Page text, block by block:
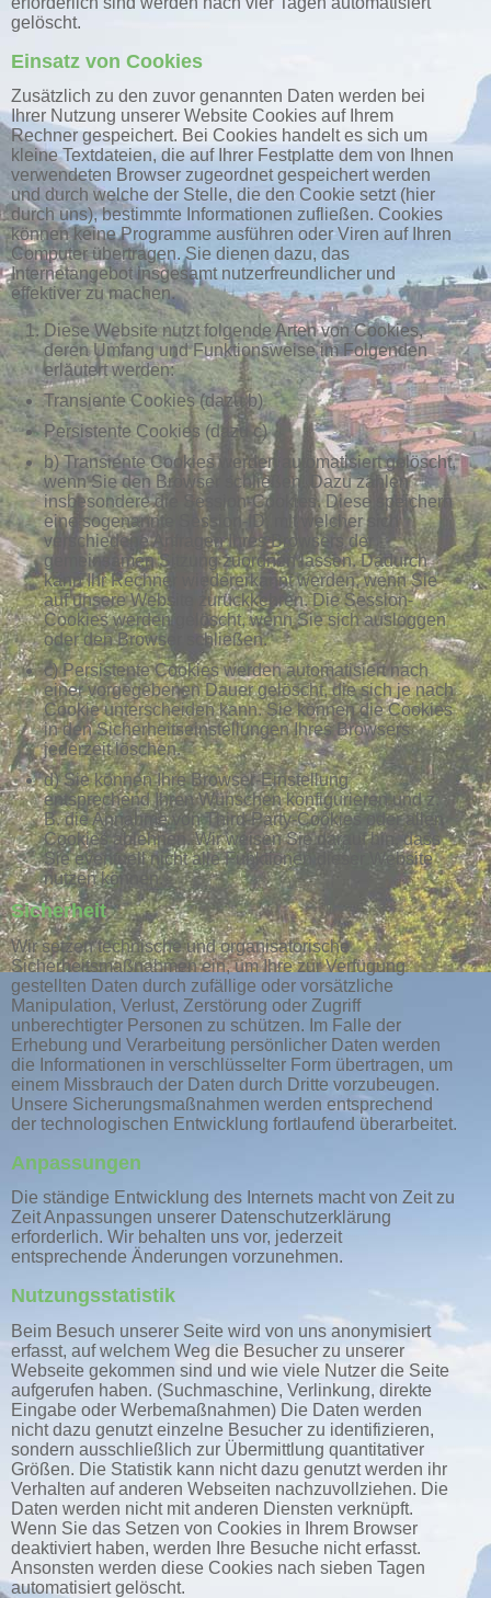
gelöscht.
Einsatz von Cookies
Zusätzlich zu den zuvor genannten Daten werden bei
Ihrer Nutzung unserer Website Cookies auf Ihrem
Rechner gespeichert. Bei Cookies handelt es sich um
kleine Textdateien, die auf Ihrer Festplatte dem von Ihnen
verwendeten Browser zugeordnet gespeichert werden
und durch welche der Stelle, die den Cookie setzt (hier
durch uns), bestimmte Informationen zufließen. Cookies
können keine Programme ausführen oder Viren auf Ihren
Computer übertragen. Sie dienen dazu, das
Internetangebot insgesamt nutzerfreundlicher und
effektiver zu machen.
Diese Website nutzt folgende Arten von Cookies,
deren Umfang und Funktionsweise im Folgenden
erläutert werden:
Transiente Cookies (dazu b)
Persistente Cookies (dazu c)
b) Transiente Cookies werden automatisiert gelöscht,
wenn Sie den Browser schließen. Dazu zählen
insbesondere die Session-Cookies. Diese speichern
eine sogenannte Session-ID, mit welcher sich
verschiedene Anfragen Ihres Browsers der
gemeinsamen Sitzung zuordnen lassen. Dadurch
kann Ihr Rechner wiedererkannt werden, wenn Sie
auf unsere Website zurückkehren. Die Session-
Cookies werden gelöscht, wenn Sie sich ausloggen
oder den Browser schließen.
c) Persistente Cookies werden automatisiert nach
einer vorgegebenen Dauer gelöscht, die sich je nach
Cookie unterscheiden kann. Sie können die Cookies
in den Sicherheitseinstellungen Ihres Browsers
jederzeit löschen.
d) Sie können Ihre Browser-Einstellung
entsprechend Ihren Wünschen konfigurieren und z.
B. die Annahme von Third-Party-Cookies oder allen
Cookies ablehnen. Wir weisen Sie darauf hin, dass
Sie eventuell nicht alle Funktionen dieser Website
nutzen können.
Sicherheit
Wir setzen technische und organisatorische
Sicherheitsmaßnahmen ein, um Ihre zur Verfügung
gestellten Daten durch zufällige oder vorsätzliche
Manipulation, Verlust, Zerstörung oder Zugriff
unberechtigter Personen zu schützen. Im Falle der
Erhebung und Verarbeitung persönlicher Daten werden
die Informationen in verschlüsselter Form übertragen, um
einem Missbrauch der Daten durch Dritte vorzubeugen.
Unsere Sicherungsmaßnahmen werden entsprechend
der technologischen Entwicklung fortlaufend überarbeitet.
Anpassungen
Die ständige Entwicklung des Internets macht von Zeit zu
Zeit Anpassungen unserer Datenschutzerklärung
erforderlich. Wir behalten uns vor, jederzeit
entsprechende Änderungen vorzunehmen.
Nutzungsstatistik
Beim Besuch unserer Seite wird von uns anonymisiert
erfasst, auf welchem Weg die Besucher zu unserer
Webseite gekommen sind und wie viele Nutzer die Seite
aufgerufen haben. (Suchmaschine, Verlinkung, direkte
Eingabe oder Werbemaßnahmen) Die Daten werden
nicht dazu genutzt einzelne Besucher zu identifizieren,
sondern ausschließlich zur Übermittlung quantitativer
Größen. Die Statistik kann nicht dazu genutzt werden ihr
Verhalten auf anderen Webseiten nachzuvollziehen. Die
Daten werden nicht mit anderen Diensten verknüpft.
Wenn Sie das Setzen von Cookies in Ihrem Browser
deaktiviert haben, werden Ihre Besuche nicht erfasst.
Ansonsten werden diese Cookies nach sieben Tagen
automatisiert gelöscht.